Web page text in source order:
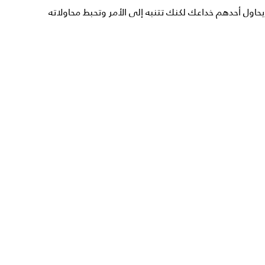
يحاول أحدهم خداعك لكنك تتنبه إلى الأمر وتحبط محاولاته